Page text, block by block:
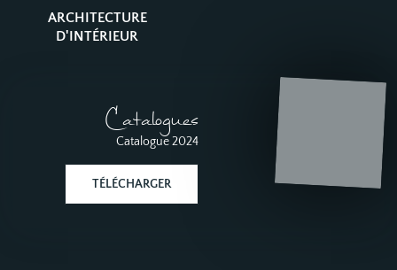
ARCHITECTURE
D'INTÉRIEUR
Catalogues
Catalogue 2024
TÉLÉCHARGER